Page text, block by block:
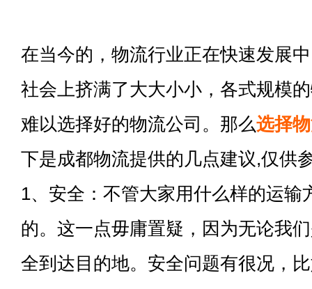
在当今的，物流行业正在快速发展
社会上挤满了大大小小，各式规模
难以选择好的物流公司。那么选择
下是成都物流提供的几点建议,仅供
1、安全：不管大家用什么样的运输
的。这一点毋庸置疑，因为无论我
全到达目的地。安全问题有很况，